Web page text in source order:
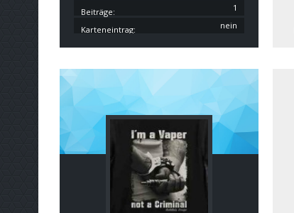
Beiträge 1
Karteneintrag nein